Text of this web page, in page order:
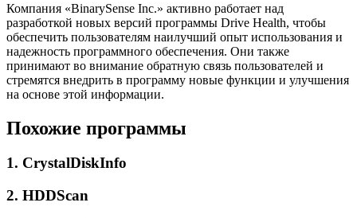
Компания «BinarySense Inc.» активно работает над
разработкой новых версий программы Drive Health, чтобы
обеспечить пользователям наилучший опыт использования и
надежность программного обеспечения. Они также
принимают во внимание обратную связь пользователей и
стремятся внедрить в программу новые функции и улучшения
на основе этой информации.
Похожие программы
1. CrystalDiskInfo
2. HDDScan